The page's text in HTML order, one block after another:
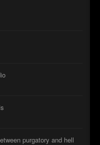
purgatory and hell